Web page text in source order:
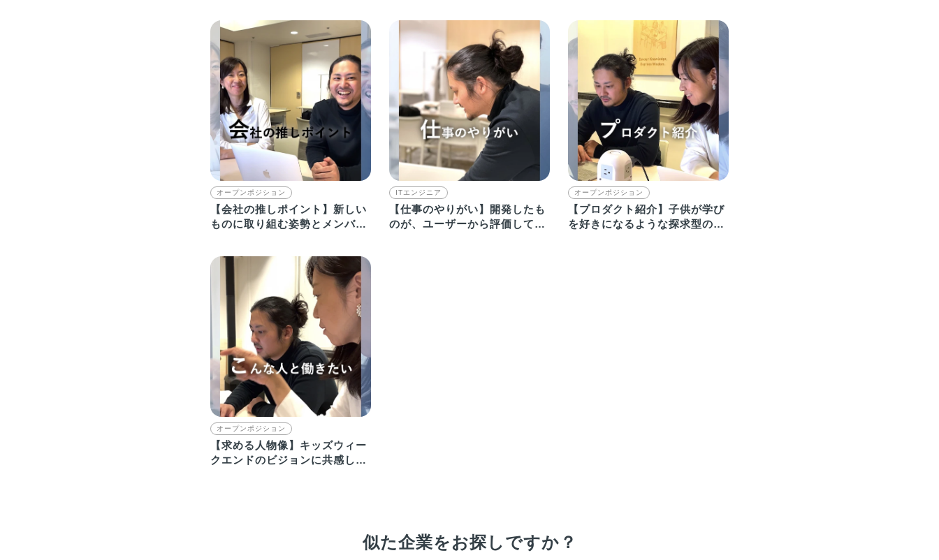
オープンポジション
【会社の推しポイント】新しい
ものに取り組む姿勢とメンバー
ITエンジニア
【仕事のやりがい】開発したも
のが、ユーザーから評価しても
オープンポジション
【プロダクト紹介】子供が学び
を好きになるような探求型の
オープンポジション
【求める人物像】キッズウィー
クエンドのビジョンに共感し、
似た企業をお探しですか？